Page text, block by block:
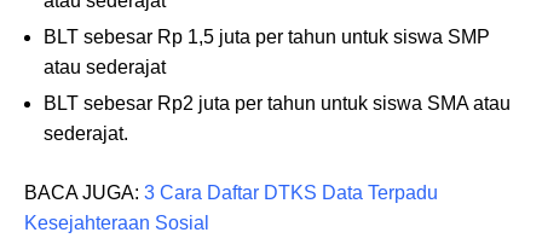
BLT sebesar Rp 1,5 juta per tahun untuk siswa SMP
atau sederajat
BLT sebesar Rp2 juta per tahun untuk siswa SMA atau
sederajat.
BACA JUGA: 3 Cara Daftar DTKS Data Terpadu
Kesejahteraan Sosial